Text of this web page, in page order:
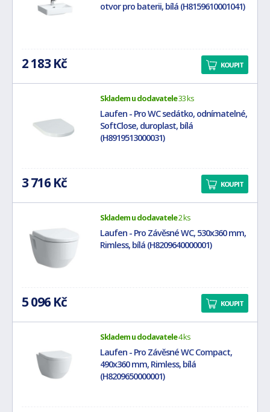
otvor pro baterii, bílá (H8159610001041)
2 183 Kč KOUPIT
Skladem u dodavatele33 ks
Laufen - Pro WC sedátko, odnímatelné,
SoftClose, duroplast, bílá
(H8919513000031)
3 716 Kč KOUPIT
Skladem u dodavatele2 ks
Laufen - Pro Závěsné WC, 530x360 mm,
Rimless, bílá (H8209640000001)
5 096 Kč KOUPIT
Skladem u dodavatele4 ks
Laufen - Pro Závěsné WC Compact,
490x360 mm, Rimless, bílá
(H8209650000001)